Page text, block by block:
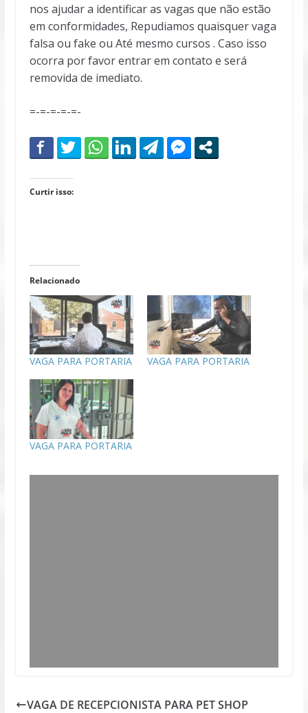
nos ajudar a identificar as vagas que não estão
em conformidades, Repudiamos quaisquer vaga
falsa ou fake ou Até mesmo cursos . Caso isso
ocorra por favor entrar em contato e será
removida de imediato.
=-=-=-=-=-
Curtir isso:
Relacionado
VAGA PARA PORTARIA VAGA PARA PORTARIA
VAGA PARA PORTARIA
VAGA DE RECEPCIONISTA PARA PET SHOP